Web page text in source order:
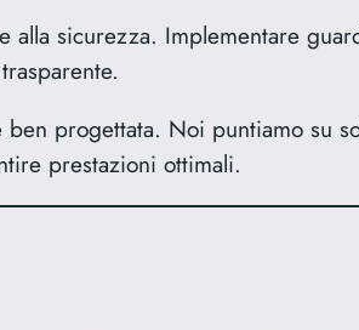
alla sicurezza. Implementare
progettata. Noi puntiamo su
prestazioni ottimali.